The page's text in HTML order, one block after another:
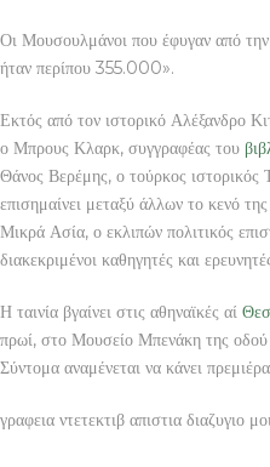
Οι Μουσουλμάνοι που έφυγαν από την
ήταν περίπου 355.000».
Εκτός από τον ιστορικό Αλέξανδρο
ο Μπρους Κλαρκ, συγγραφέας του
Θάνος Βερέμης, ο τούρκος ιστορικός
επισημαίνει μεταξύ άλλων το κενό
Μικρά Ασία, ο εκλιπών πολιτικός
διακεκριμένοι καθηγητές και
Η ταινία βγαίνει στις αθηναϊκές αί
πρωί, στο Μουσείο Μπενάκη της
Σύντομα αναμένεται να κάνει
γραφεια ντετεκτιβ απιστια διαζυγιο